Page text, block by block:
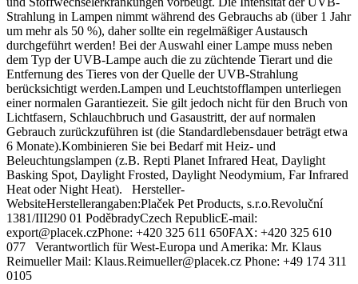
Strahlung in Lampen nimmt während des Gebrauchs ab (über 1 Jahr
um mehr als 50 %), daher sollte ein regelmäßiger Austausch
durchgeführt werden! Bei der Auswahl einer Lampe muss neben
dem Typ der UVB-Lampe auch die zu züchtende Tierart und die
Entfernung des Tieres von der Quelle der UVB-Strahlung
berücksichtigt werden.Lampen und Leuchtstofflampen unterliegen
einer normalen Garantiezeit. Sie gilt jedoch nicht für den Bruch von
Lichtfasern, Schlauchbruch und Gasaustritt, der auf normalen
Gebrauch zurückzuführen ist (die Standardlebensdauer beträgt etwa
6 Monate).Kombinieren Sie bei Bedarf mit Heiz- und
Beleuchtungslampen (z.B. Repti Planet Infrared Heat, Daylight
Basking Spot, Daylight Frosted, Daylight Neodymium, Far Infrared
Heat oder Night Heat). Hersteller-
WebsiteHerstellerangaben:Plaček Pet Products, s.r.o.Revoluční
1381/III290 01 PoděbradyCzech RepublicE-mail:
export@placek.czPhone: +420 325 611 650FAX: +420 325 610
077 Verantwortlich für West-Europa und Amerika: Mr. Klaus
Reimueller Mail: Klaus.Reimueller@placek.cz Phone: +49 174 311
0105